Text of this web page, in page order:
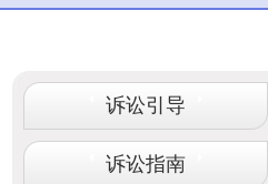
诉讼引导
诉讼指南